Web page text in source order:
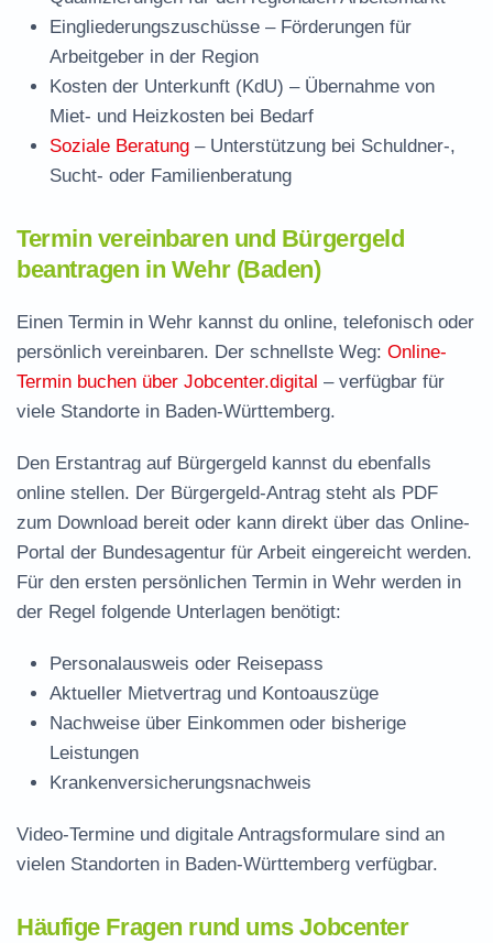
Eingliederungszuschüsse – Förderungen für
Arbeitgeber in der Region
Kosten der Unterkunft (KdU) – Übernahme von
Miet- und Heizkosten bei Bedarf
Soziale Beratung – Unterstützung bei Schuldner-,
Sucht- oder Familienberatung
Termin vereinbaren und Bürgergeld
beantragen in Wehr (Baden)
Einen Termin in Wehr kannst du online, telefonisch oder
persönlich vereinbaren. Der schnellste Weg: Online-
Termin buchen über Jobcenter.digital – verfügbar für
viele Standorte in Baden-Württemberg.
Den Erstantrag auf Bürgergeld kannst du ebenfalls
online stellen. Der Bürgergeld-Antrag steht als PDF
zum Download bereit oder kann direkt über das Online-
Portal der Bundesagentur für Arbeit eingereicht werden.
Für den ersten persönlichen Termin in Wehr werden in
der Regel folgende Unterlagen benötigt:
Personalausweis oder Reisepass
Aktueller Mietvertrag und Kontoauszüge
Nachweise über Einkommen oder bisherige
Leistungen
Krankenversicherungsnachweis
Video-Termine und digitale Antragsformulare sind an
vielen Standorten in Baden-Württemberg verfügbar.
Häufige Fragen rund ums Jobcenter